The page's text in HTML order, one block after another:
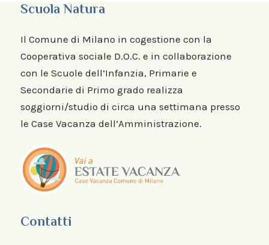
Scuola Natura
Il Comune di Milano in cogestione con la
Cooperativa sociale D.O.C. e in collaborazione
con le Scuole dell’Infanzia, Primarie e
Secondarie di Primo grado realizza
soggiorni/studio di circa una settimana presso
le Case Vacanza dell’Amministrazione.
Contatti